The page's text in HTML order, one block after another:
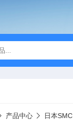
产品中心 日本SMC